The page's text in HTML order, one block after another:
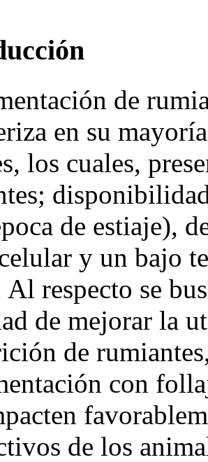
de
en su
los cuales,
de estiaje),
y un bajo
respecto se
de mejorar la
de
con
de los